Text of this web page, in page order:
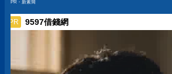
人生
PR・新素簡
PR 9597借錢網